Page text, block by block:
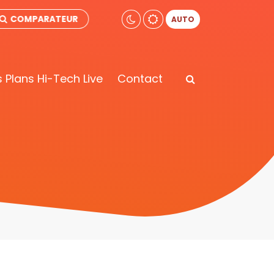
COMPARATEUR AUTO
Plans Hi-Tech Live Contact